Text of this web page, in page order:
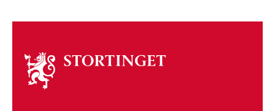
Om
stortinget